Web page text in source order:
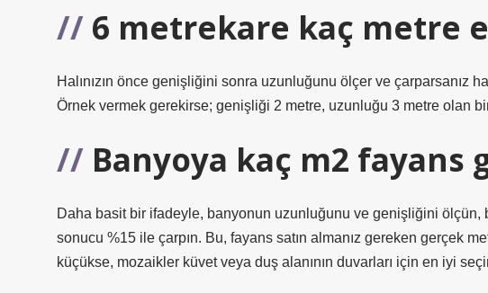
6 metrekare kaç metre
Halınızın önce genişliğini sonra uzunluğunu ölçer ve çarparsanız
Örnek vermek gerekirse; genişliği 2 metre, uzunluğu 3 metre olan
Banyoya kaç m2 fayans
Daha basit bir ifadeyle, banyonun uzunluğunu ve genişliğini ölçün,
sonucu %15 ile çarpın. Bu, fayans satın almanız gereken gerçek
küçükse, mozaikler küvet veya duş alanının duvarları için en iyi